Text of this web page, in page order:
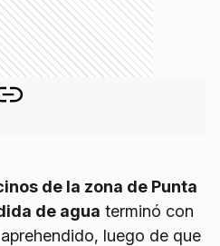
de la zona de Punta
de agua terminó con
luego de que